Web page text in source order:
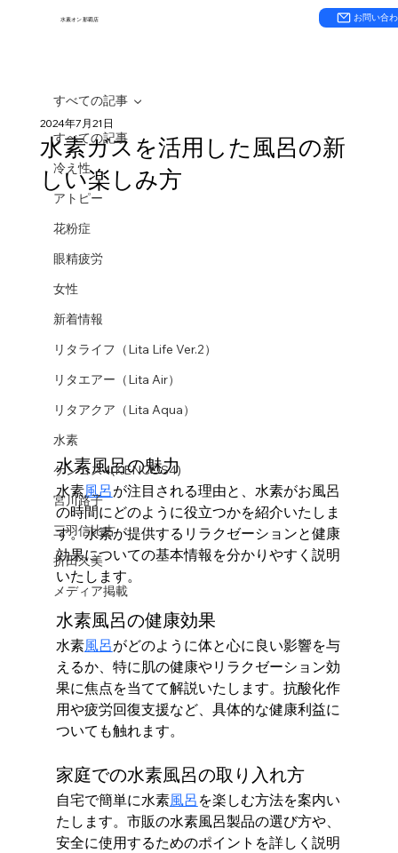
水素オン 那覇店 お問い合
すべての記事
冷え性
アトピー
花粉症
眼精疲労
女性
新着情報
リタライフ（Lita Life Ver.2）
リタエアー（Lita Air）
リタアクア（Lita Aqua）
水素
ケンコス4(KENCOS4)
宮川路子
三羽信比古
折田久美
メディア掲載
すべての記事
水素ガスを活用した風呂の新
しい楽しみ方
2024年7月21日
水素風呂の魅力
水素風呂が注目される理由と、水素がお風呂
の時間にどのように役立つかを紹介いたしま
す。水素が提供するリラクゼーションと健康
効果についての基本情報を分かりやすく説明
いたします。
水素風呂の健康効果
水素風呂がどのように体と心に良い影響を与
えるか、特に肌の健康やリラクゼーション効
果に焦点を当てて解説いたします。抗酸化作
用や疲労回復支援など、具体的な健康利益に
ついても触れます。
家庭での水素風呂の取り入れ方
自宅で簡単に水素風呂 を楽しむ方法を案内い
たします。市販の水素風呂製品の選び方や、
安全に使用するためのポイントを詳しく説明